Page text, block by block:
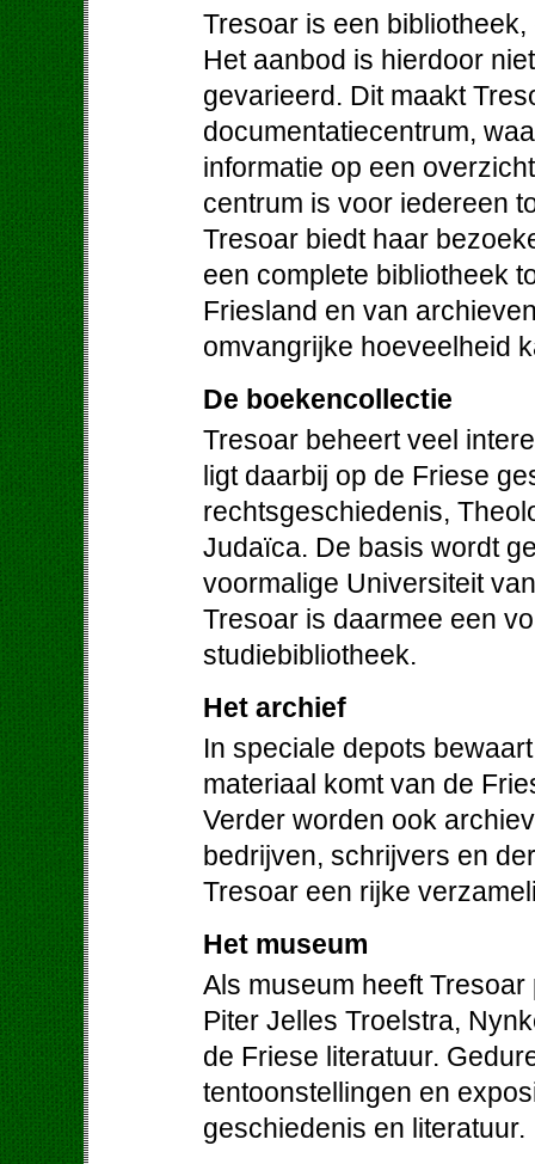
Tresoar is een
Het aanbod is hierdoor
gevarieerd. Dit maakt
documentatiecentrum,
informatie op een
centrum is voor iedereen
Tresoar biedt haar
een complete bibliotheek
Friesland en van
omvangrijke hoeveelheid
De boekencollectie
Tresoar beheert veel
ligt daarbij op de Friese
rechtsgeschiedenis,
Judaïca. De basis wordt
voormalige Universiteit
Tresoar is daarmee een
studiebibliotheek.
Het archief
In speciale depots
materiaal komt van de
Verder worden ook
bedrijven, schrijvers en
Tresoar een rijke
Het museum
Als museum heeft
Piter Jelles Troelstra,
de Friese literatuur.
tentoonstellingen en
geschiedenis en literatuur.